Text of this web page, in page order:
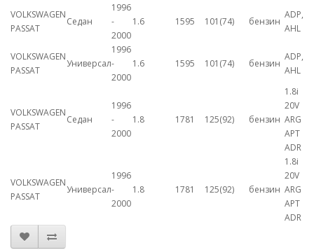
VOLKSWAGEN
PASSAT
Седан
1996
-
2000
1.6 1595 101(74) бензин
ADP,
AHL
VOLKSWAGEN
PASSAT
Универсал
1996
-
2000
1.6 1595 101(74) бензин
ADP,
AHL
VOLKSWAGEN
PASSAT
Седан
1996
-
2000
1.8 1781 125(92) бензин
1.8i
20V
ARG
APT
ADR
VOLKSWAGEN
PASSAT
Универсал
1996
-
2000
1.8 1781 125(92) бензин
1.8i
20V
ARG
APT
ADR